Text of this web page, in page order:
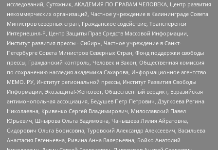
исследований, Сутяжник, АКАДЕМИЯ ПО ПРАВАМ ЧЕЛОВЕКА, Центр развития
некоммерческих организаций, Частное учреждение в Калининграде Совета
Министров северных стран, Гражданское содействие, Трансперенси
Интернешнл-Р, Центр Защиты Прав Средств Массовой Информации,
Институт развития прессы - Сибирь, Частное учреждение в Санкт-
Петербурге Совета Министров Северных Стран, Фонд поддержки свободы
прессы, Гражданский контроль, Человек и Закон, Общественная комиссия
по сохранению наследия академика Сахарова, Информационное агентство
МЕМО. РУ, Институт региональной прессы, Институт Развития Свободы
Информации, Экозащита!-Женсовет, Общественный вердикт, Евразийская
антимонопольная ассоциация, Бедушев Петр Петрович, Дзугкоева Регина
Николаевна, Кривенко Сергей Владимирович, Милославский Павел
Юрьевич, Шнырова Ольга Вадимовна, Чанышева Лилия Айратовна,
Сидорович Ольга Борисовна, Туровский Александр Алексеевич, Васильева
Анастасия Евгеньевна, Ривина Анна Валерьевна, Бойко Анатолий